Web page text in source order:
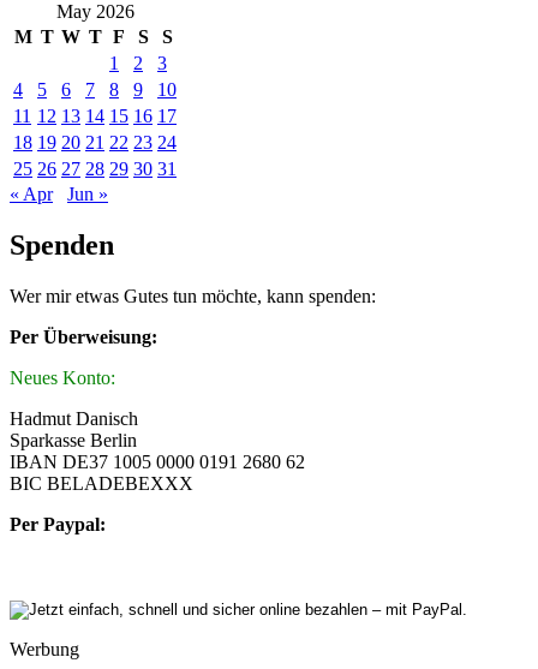
May 2026
M T W T F S
S
1
2
3
4
5 6 7 8 9
10
11 12 13 14 15 16 17
18 19 20 21 22 23 24
25 26 27 28 29 30 31
« Apr
Jun »
Spenden
Wer mir etwas Gutes tun möchte, kann spenden:
Per Überweisung:
Neues Konto:
Hadmut Danisch
Sparkasse Berlin
IBAN DE37 1005 0000 0191 2680 62
BIC BELADEBEXXX
Per Paypal:
Werbung